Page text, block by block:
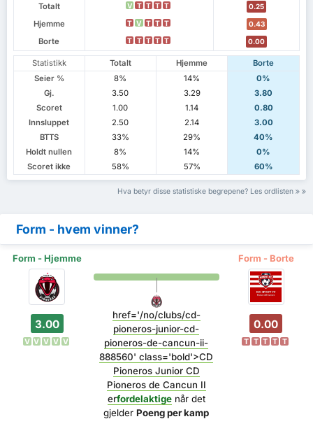
Totalt
V T T T T 0.25
Hjemme T V T T T 0.43
Borte T T T T T 0.00
Statistikk Totalt Hjemme
Borte
Seier %
8% 14%
0%
Gj.
3.50 3.29
3.80
Scoret
1.00 1.14
0.80
Innsluppet
2.50 2.14
3.00
BTTS
33% 29%
40%
Holdt nullen
8% 14%
0%
Scoret ikke
58% 57% 60%
Hva betyr disse statistiske begrepene? Les ordlisten
Form - hvem vinner?
Form - Hjemme Form - Borte
3.00
V V V V V
href='/no/clubs/cd-
pioneros-junior-cd-
pioneros-de-cancun-ii-
888560' class='bold'>CD
Pioneros Junior CD
Pioneros de Cancun II
erfordelaktigenår det
gjelderPoeng per kamp
0.00
T T T T T